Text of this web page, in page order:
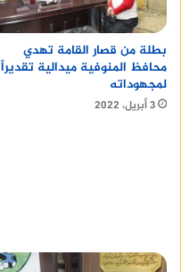
بطلة من قصار القامة تهدي
محافظ المنوفية ميدالية تقديراً
لمجهوداته
3 أبريل، 2022